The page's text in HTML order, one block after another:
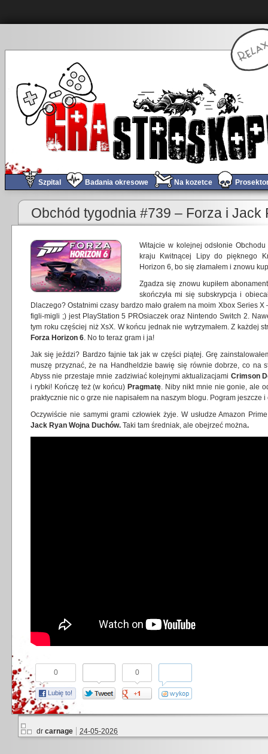
Szpital Badania okresowe Na kozetce
Oceniamy Final Fantasy! – Tierlista numerowanych FF I-XVI – PoGRAduszki EXTRA
Obchód tygodnia #739 – Forza i Jack
Witajcie w kolejnej odsłonie
kraju Kwitnącej Lipy do pięknego
Horizon 6, bo się złamałem i znowu
Zgadza się znowu kupiłem
skończyła mi się subskrypcja i
Dlaczego? Ostatnimi czasy bardzo mało grałem na moim Xbox Series
figli-migli ;) jest PlayStation 5 PROsiaczek oraz Nintendo Switch 2.
tym roku częściej niż XsX. W końcu jednak nie wytrzymałem. Z każdej
Forza Horizon 6. No to teraz gram i ja!
Jak się jeździ? Bardzo fajnie tak jak w części piątej. Grę
muszę przyznać, że na Handheldzie bawię się równie dobrze, co na
Abyss nie przestaje mnie zadziwiać kolejnymi aktualizacjami Crimson
i rybki! Kończę też (w końcu) Pragmatę. Niby nikt mnie nie gonie, ale
praktycznie nic o grze nie napisałem na naszym blogu. Pogram jeszcze i
Oczywiście nie samymi grami człowiek żyje. W usłudze Amazon
Jack Ryan Wojna Duchów. Taki tam średniak, ale obejrzeć można.
0
Lubię to!
0
dr carnage 24-05-2026